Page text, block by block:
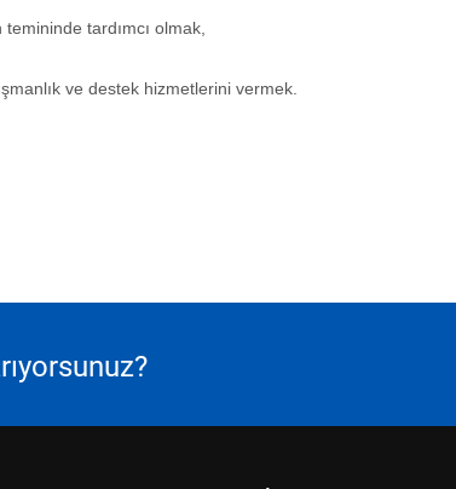
tardımcı olmak,
ve destek hizmetlerini vermek.